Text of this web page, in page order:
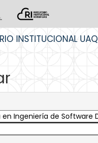
INSTITUCIONAL UAQ